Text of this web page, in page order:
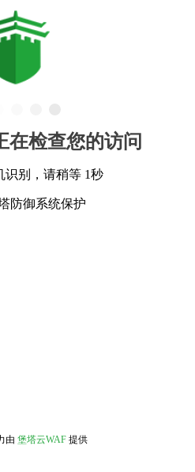
在检查您的访问
识别，请稍等 1秒
防御系统保护
由 堡塔云WAF 提供